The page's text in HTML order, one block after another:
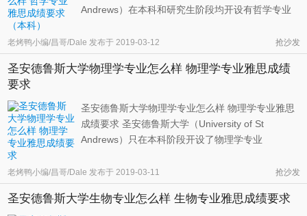
Andrews）在本科和研究生阶段均开设有哲学专业
况。通过该专业的学习，学生将熟知哲学史上主要
人物所提出的各种观点，学会如何理性、独立地评
估各种论断，获得批判和分析的能 ...
老烤鸭小编/昌哥/Dale 发布于 2019-03-12 抢沙发
圣安德鲁斯大学物理学专业怎么样 物理学专业雅思成绩
要求
圣安德鲁斯大学物理学专业怎么样 物理学专业雅思
成绩要求 圣安德鲁斯大学（University of St
Andrews）只在本科阶段开设了物理学专业
业之后将被授予自然科学学士学位（Bachelor of
Science）。进入该专业的学生将探索这一核心学科
的基本原理，从经典动力学到量子力学和相 ...
老烤鸭小编/昌哥/Dale 发布于 2019-03-11 抢沙发
圣安德鲁斯大学生物专业怎么样 生物专业雅思成绩要求